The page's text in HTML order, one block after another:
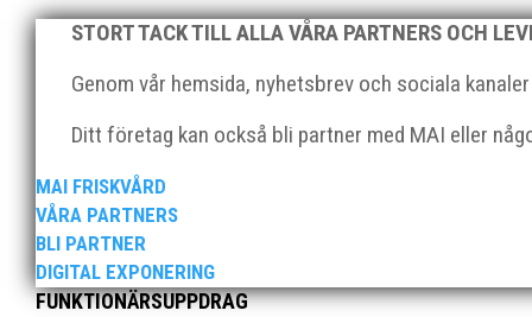
STORT TACK TILL ALLA VÅRA PARTNERS OCH
Genom vår hemsida, nyhetsbrev och sociala
Ditt företag kan också bli partner med MAI eller
MAI FRISKVÅRD
VÅRA PARTNERS
BLI PARTNER
DIGITAL EXPONERING
FUNKTIONÄRSUPPDRAG
Sveriges sprinterdrottning Julia Henriksson har valt
möjlighet till i Helsingborg. Jag får bättre
MAI hälsar välkommen till Pepparkaksspelen i
För mer info och anmälan, klicka här!